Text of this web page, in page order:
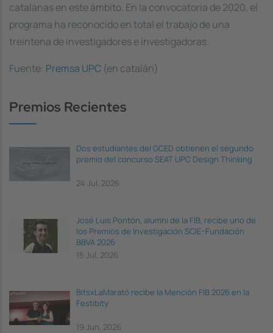
catalanas en este ámbito. En la convocatoria de 2020, el
programa ha reconocido en total el trabajo de una
treintena de investigadores e investigadoras.
Fuente: Premsa UPC (en catalán)
Premios Recientes
Dos estudiantes del GCED obtienen el segundo
premio del concurso SEAT UPC Design Thinking
24 Jul, 2026
José Luis Pontón, alumni de la FIB, recibe uno de
los Premios de Investigación SCIE–Fundación
BBVA 2026
15 Jul, 2026
BitsxLaMarató recibe la Mención FIB 2026 en la
Festibity
19 Jun, 2026